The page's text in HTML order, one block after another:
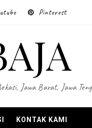
Pinterest
Jawa Barat, Jawa
KONTAK KAMI